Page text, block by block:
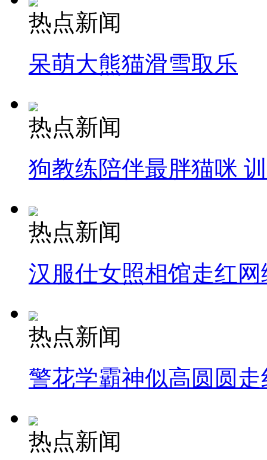
热点新闻
呆萌大熊猫滑雪取乐
热点新闻
狗教练陪伴最胖猫咪
热点新闻
汉服仕女照相馆走红网
热点新闻
警花学霸神似高圆圆走
热点新闻